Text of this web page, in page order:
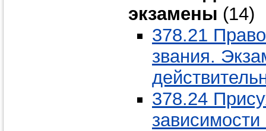
экзамены (14)
378.21
звания.
378.24